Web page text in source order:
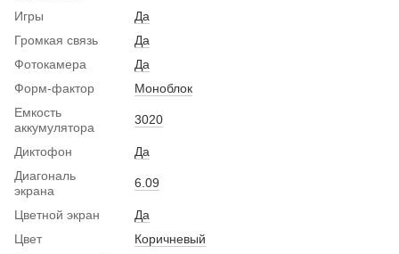
Игры
Да
Громкая связь
Да
Фотокамера
Да
Форм-фактор
Моноблок
Емкость
аккумулятора
3020
Диктофон
Да
Диагональ
экрана
6.09
Цветной экран
Да
Цвет
Коричневый